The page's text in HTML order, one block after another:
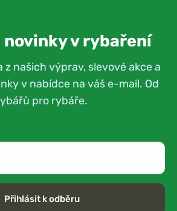
v rybaření
z našich výprav, slevové akce a
v nabídce na váš e-mail. Od
pro rybáře.
Přihlásit k odběru